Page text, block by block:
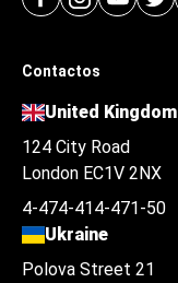
Contactos
United Kingdom
124 City Road
London EC1V 2NX
4-474-414-471-50
Ukraine
Polova Street 21